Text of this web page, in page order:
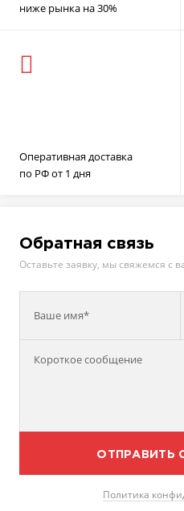
ниже рынка на 30%
Оперативная доставка
по РФ от 1 дня
Обратная связь
Оставьте заявку, мы свяжемся с
Ваше имя*
ОТПРАВИТЬ
Политика